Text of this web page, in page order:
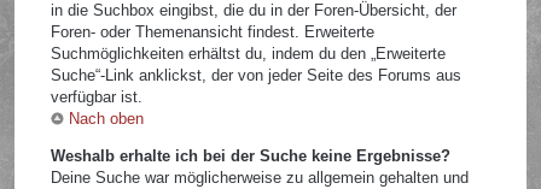
in die Suchbox eingibst, die du in der Foren-Übersicht, der
Foren- oder Themenansicht findest. Erweiterte
Suchmöglichkeiten erhältst du, indem du den „Erweiterte
Suche“-Link anklickst, der von jeder Seite des Forums aus
verfügbar ist.
Nach oben
Weshalb erhalte ich bei der Suche keine Ergebnisse?
Deine Suche war möglicherweise zu allgemein gehalten und